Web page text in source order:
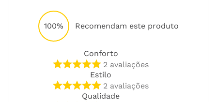
100% Recomendam este produto
Conforto
2 avaliações
Estilo
2 avaliações
Qualidade